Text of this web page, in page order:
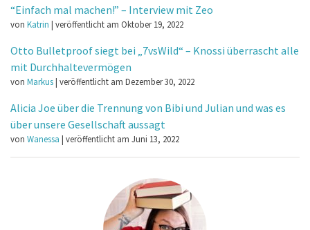
“Einfach mal machen!” – Interview mit Zeo
von Katrin | veröffentlicht am Oktober 19, 2022
Otto Bulletproof siegt bei „7vsWild“ – Knossi überrascht alle
mit Durchhaltevermögen
von Markus| veröffentlicht am Dezember 30, 2022
Alicia Joe über die Trennung von Bibi und Julian und was es
über unsere Gesellschaft aussagt
von Wanessa | veröffentlicht am Juni 13, 2022